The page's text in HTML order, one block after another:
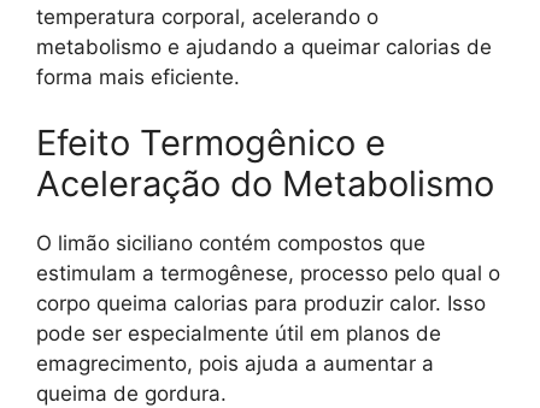
temperatura corporal, acelerando o
metabolismo e ajudando a queimar calorias de
forma mais eficiente.
Efeito Termogênico e
Aceleração do Metabolismo
O limão siciliano contém compostos que
estimulam a termogênese, processo pelo qual o
corpo queima calorias para produzir calor. Isso
pode ser especialmente útil em planos de
emagrecimento, pois ajuda a aumentar a
queima de gordura.